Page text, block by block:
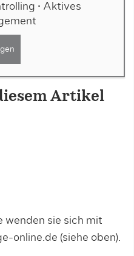
• Aktives
Artikel
wenden sie sich mit
online.de (siehe oben).